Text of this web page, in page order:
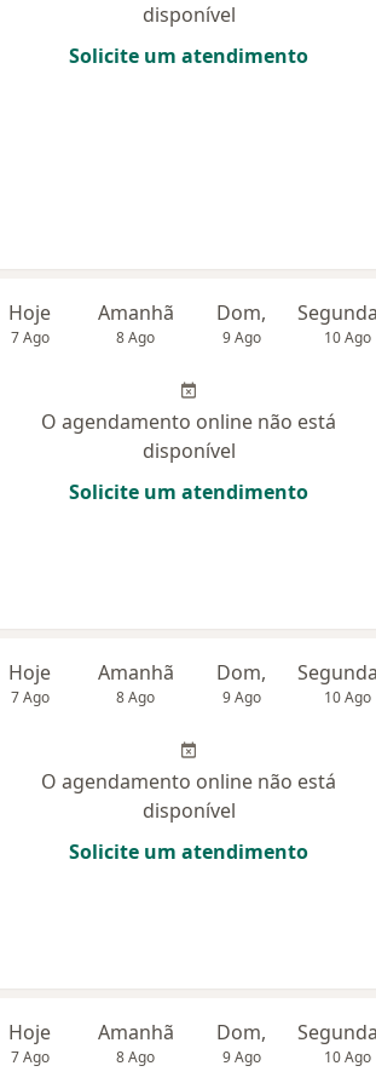
disponível
Solicite um atendimento
Hoje
7 Ago
Amanhã
8 Ago
Dom,
9 Ago 10 Ago
O agendamento online não está
disponível
Solicite um atendimento
Hoje
7 Ago
Amanhã
8 Ago
Dom,
9 Ago 10 Ago
O agendamento online não está
disponível
Solicite um atendimento
Hoje
7 Ago
Amanhã
8 Ago
Dom,
9 Ago 10 Ago